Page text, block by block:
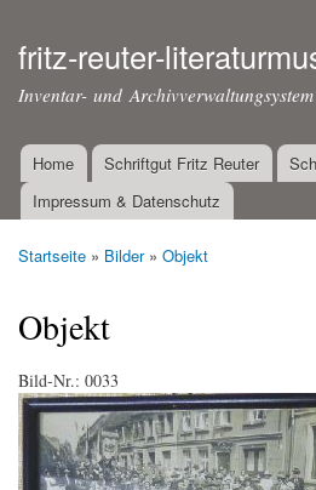
fritz-reuter-
Inventar- und
Hauptmenü
Home Schriftgut Fritz Reuter
Impressum & Datenschutz
Startseite » Bilder» Objekt
Objekt
Bild-Nr.: 0033